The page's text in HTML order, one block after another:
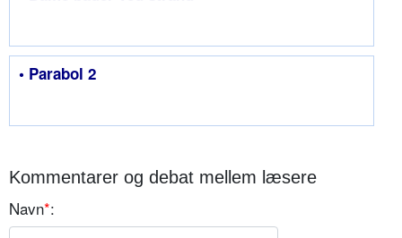
• Parabol 2
Kommentarer og debat mellem læsere
Navn*: